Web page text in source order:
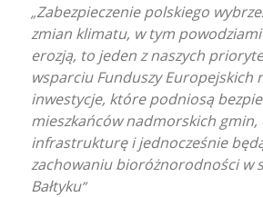
Zabezpieczenie polskiego
zmian klimatu, w tym
erozją, to jeden z naszych
wsparciu Funduszy Europejskich
inwestycje, które podniosą
mieszkańców nadmorskich
infrastrukturę i jednocześnie
zachowaniu bioróżnorodności w
Bałtyku